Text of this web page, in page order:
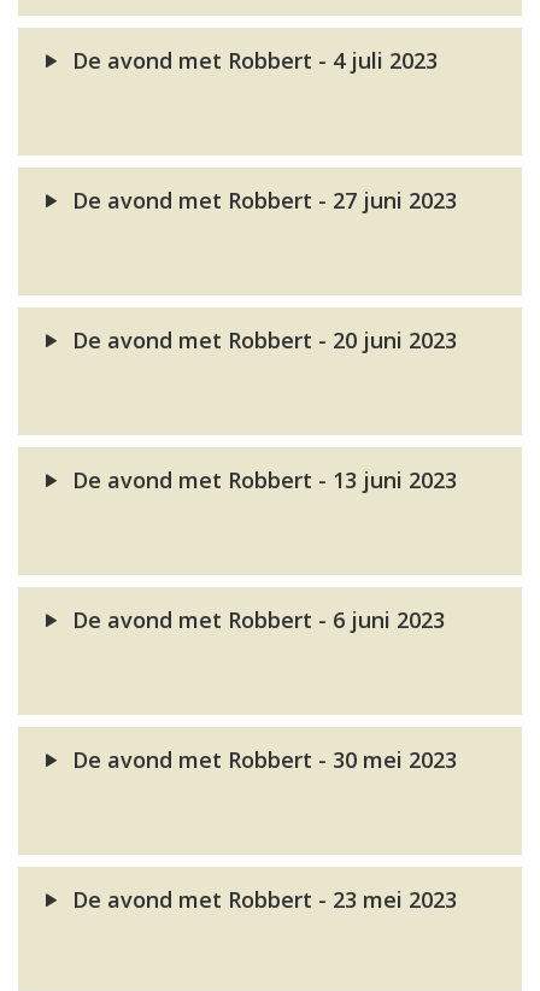
De avond met Robbert - 4 juli 2023
De avond met Robbert - 27 juni 2023
De avond met Robbert - 20 juni 2023
De avond met Robbert - 13 juni 2023
De avond met Robbert - 6 juni 2023
De avond met Robbert - 30 mei 2023
De avond met Robbert - 23 mei 2023